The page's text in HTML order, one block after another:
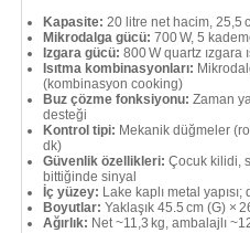
Kapasite: 20 litre net hacim, 25,5
Mikrodalga gücü: 700 W, 5
Izgara gücü: 800 W quartz ızgara
Isıtma kombinasyonları:
(kombinasyon cooking)
Buz çözme fonksiyonu: Zaman
desteği
Kontrol tipi: Mekanik düğmeler
dk)
Güvenlik özellikleri: Çocuk kilidi,
bittiğinde sinyal
İç yüzey: Lake kaplı metal
Boyutlar: Yaklaşık 45.5 cm (G) ×
Ağırlık: Net ~11,3 kg, ambalajlı